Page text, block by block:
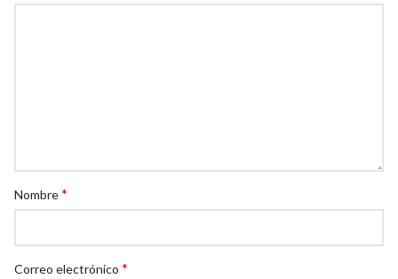
Nombre*
Correo electrónico *